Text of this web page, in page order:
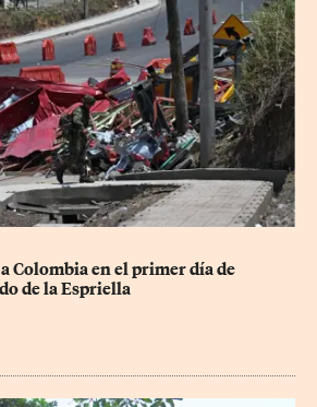
Colombia en el primer día de
de la Espriella